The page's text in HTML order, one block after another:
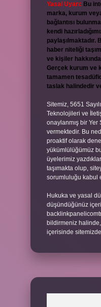
Yasal Uyarı: Bu
marka, kurum
bağlantısı
kendi
paylaşılmaktadır.
haber niteliği
ve kişiler
Gerçek kurum ve
tamamen
taslak halindedir
Sitemiz, 5651
Teknolojileri ve
onaylanmış bir Yer
vermektedir. Bu
proaktif olarak
yükümlülüğümüz
üyelerimiz
taşımakta olup,
sorumluluğu kabul
Hukuka ve yasal
düşündüğünüz
bildirmeniz
içerisinde